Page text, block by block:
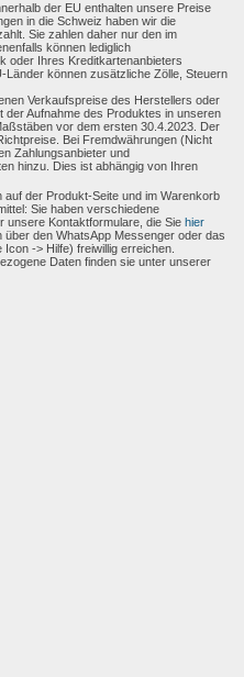
der EU enthalten unsere Preise
in die Schweiz haben wir die
Sie zahlen daher nur den im
können lediglich
oder Ihres Kreditkartenanbieters
Länder können zusätzliche Zölle, Steuern
Verkaufspreise des Herstellers oder
Aufnahme des Produktes in unseren
vor dem ersten 30.4.2023. Der
Bei Fremdwährungen (Nicht
Zahlungsanbieter und
hinzu. Dies ist abhängig von Ihren
der Produkt-Seite und im Warenkorb
Sie haben verschiedene
unsere Kontaktformulare, die Sie hier
den WhatsApp Messenger oder das
-> Hilfe) freiwillig erreichen.
Daten finden sie unter unserer